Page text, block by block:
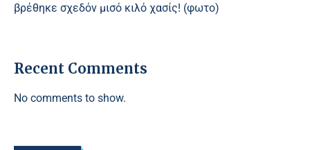
βρέθηκε σχεδόν μισό κιλό χασίς! (φωτο)
Recent Comments
No comments to show.